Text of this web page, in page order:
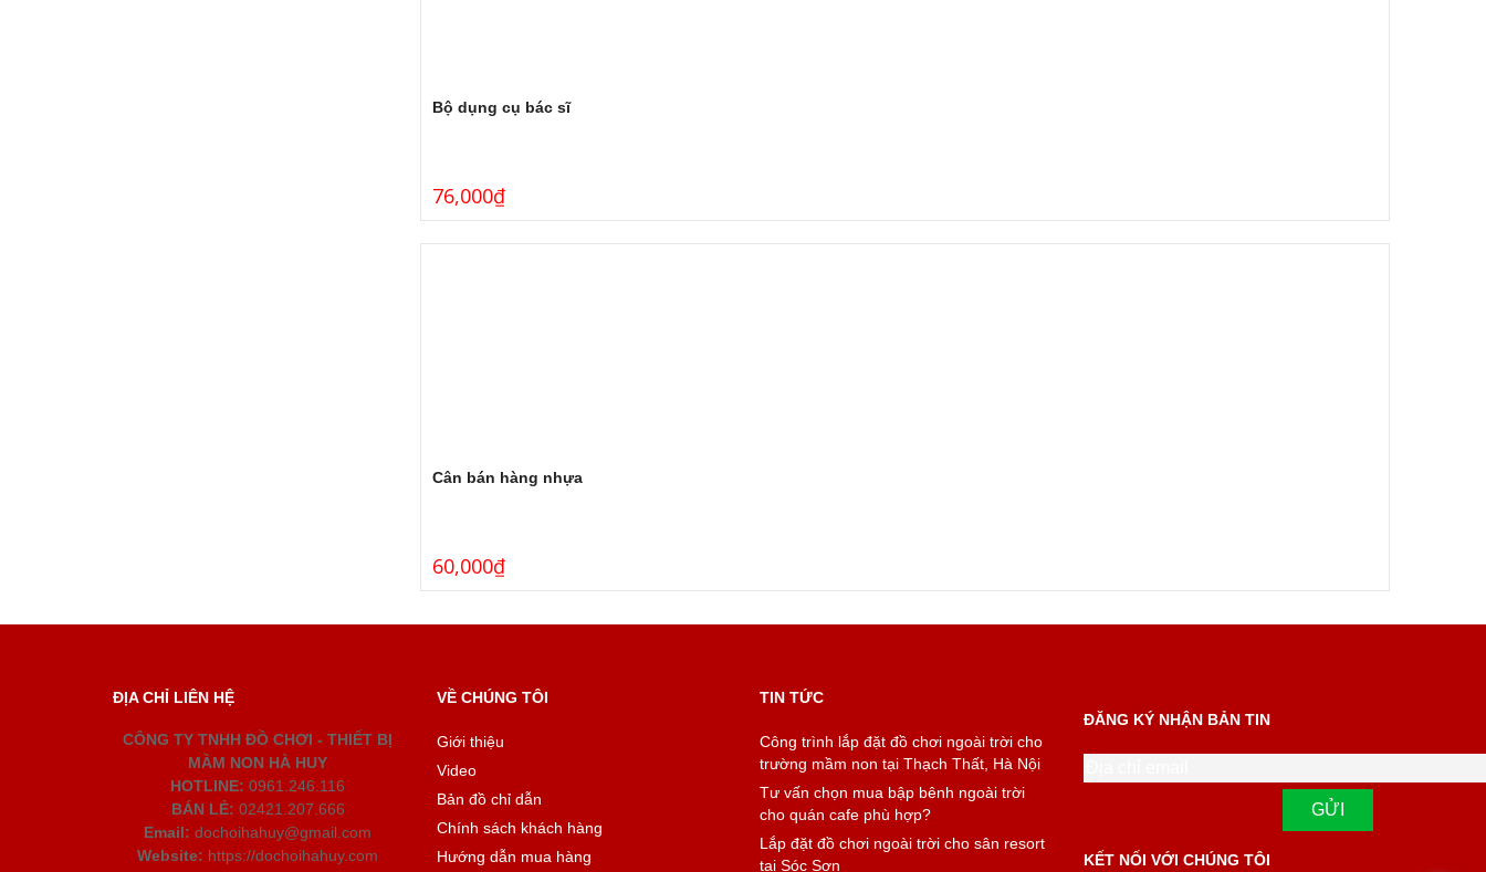
Bộ dụng cụ bác sĩ
76,000₫
Cân bán hàng nhựa
60,000₫
ĐỊA CHỈ LIÊN HỆ
CÔNG TY TNHH ĐỒ CHƠI - THIẾT BỊ
MẦM NON HÀ HUY
HOTLINE: 0961.246.116
BÁN LẺ: 02421.207.666
Email: dochoihahuy@gmail.com
Website: https://dochoihahuy.com
VỀ CHÚNG TÔI
Giới thiệu
Video
Bản đồ chỉ dẫn
Chính sách khách hàng
Hướng dẫn mua hàng
TIN TỨC
Công trình lắp đặt đồ chơi ngoài trời cho
trường mầm non tại Thạch Thất, Hà Nội
Tư vấn chọn mua bập bênh ngoài trời
cho quán cafe phù hợp?
Lắp đặt đồ chơi ngoài trời cho sân resort
tại Sóc Sơn
ĐĂNG KÝ NHẬN BẢN TIN
KẾT NỐI VỚI CHÚNG TÔI